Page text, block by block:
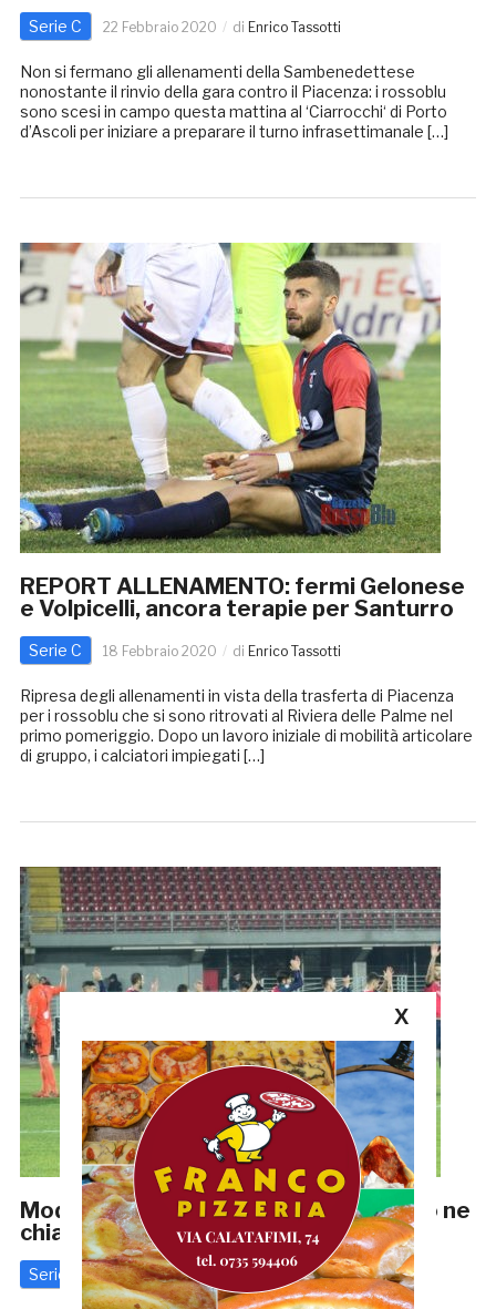
Serie C 22 Febbraio 2020 di Enrico Tassotti
Non si fermano gli allenamenti della Sambenedettese
nonostante il rinvio della gara contro il Piacenza: i rossoblu
sono scesi in campo questa mattina al ‘Ciarrocchi‘ di Porto
d’Ascoli per iniziare a preparare il turno infrasettimanale […]
REPORT ALLENAMENTO: fermi Gelonese
e Volpicelli, ancora terapie per Santurro
Serie C 18 Febbraio 2020 di Enrico Tassotti
Ripresa degli allenamenti in vista della trasferta di Piacenza
per i rossoblu che si sono ritrovati al Riviera delle Palme nel
primo pomeriggio. Dopo un lavoro iniziale di mobilità articolare
di gruppo, i calciatori impiegati […]
Modena-Samb, I CONVOCATI: Montero ne
chiama 23, ancora fuori Santurro
Serie C 9 Febbraio 2020 Redazione GRB
X